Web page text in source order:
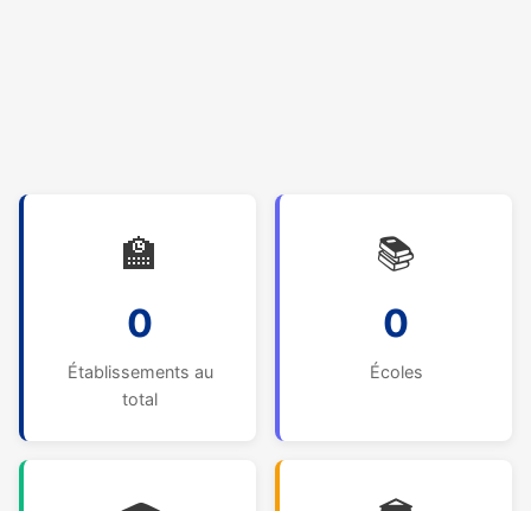
🏫
0
Établissements au
total
📚
0
Écoles